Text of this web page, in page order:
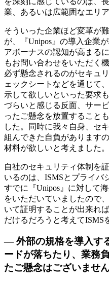
業、あるいは広範囲なエリ
そういった企業ほど変革が
が、『Unipos』の導入企業
アボーナスの認知が高まる
もお問い合わせをいただく
必ず懸念されるのがセキュ
ェックシートなどを通じて
示して欲しいといった要求
づらいと感じる反面、サー
ったご懸念を放置すること
した。同時に我々自身、セ
組んできた自負があります
材料が欲しいと考えました。
自社のセキュリティ体制を
いるのは、ISMSとプライバ
すでに『Unipos』に対して
をいただいていましたので
いて証明することが出来れ
だけるだろうと考えてISMS
— 外部の規格を導入す
ードが落ちたり、業務
たご懸念はございませ